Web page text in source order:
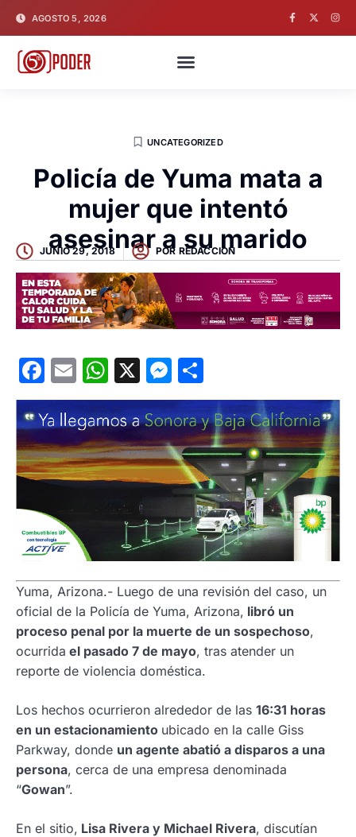
AGOSTO 5, 2026
UNCATEGORIZED
Policía de Yuma mata a
mujer que intentó
asesinar a su marido
JUNIO 29, 2018 POR REDACCION
Facebook
EmailWhatsApp
X Messenger
Yuma, Arizona.- Luego de una revisión del caso, un
oficial de la Policía de Yuma, Arizona, libró un
proceso penal por la muerte de un sospechoso,
ocurrida el pasado 7 de mayo, tras atender un
reporte de violencia doméstica.
Los hechos ocurrieron alrededor de las 16:31 horas
en un estacionamiento ubicado en la calle Giss
Parkway, donde un agente abatió a disparos a una
persona, cerca de una empresa denominada
“Gowan”.
En el sitio, Lisa Rivera y Michael Rivera, discutían